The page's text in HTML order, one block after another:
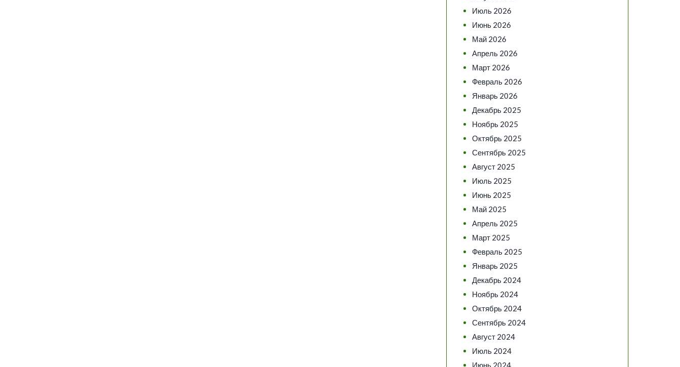
Июль 2026
Июнь 2026
Май 2026
Апрель 2026
Март 2026
Февраль 2026
Январь 2026
Декабрь 2025
Ноябрь 2025
Октябрь 2025
Сентябрь 2025
Август 2025
Июль 2025
Июнь 2025
Май 2025
Апрель 2025
Март 2025
Февраль 2025
Январь 2025
Декабрь 2024
Ноябрь 2024
Октябрь 2024
Сентябрь 2024
Август 2024
Июль 2024
Июнь 2024